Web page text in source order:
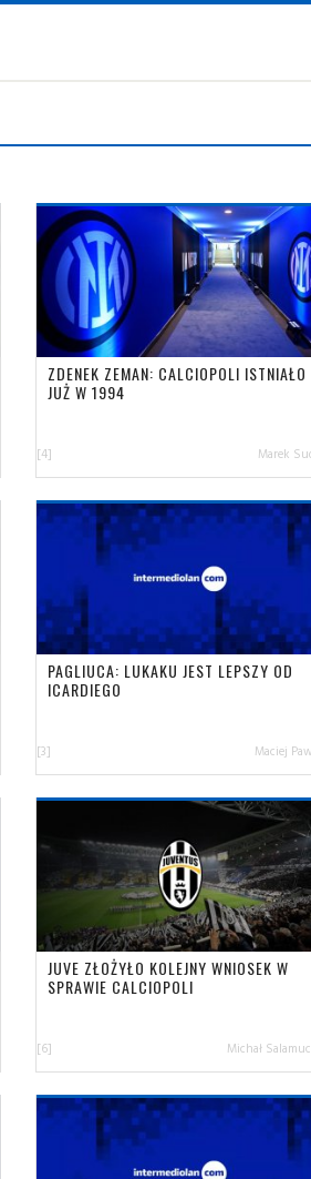
ZDENEK ZEMAN: CALCIOPOLI ISTNIAŁO
JUŻ W 1994
[4] Marek
PAGLIUCA: LUKAKU JEST LEPSZY OD
ICARDIEGO
[3] Maciej
JUVE ZŁOŻYŁO KOLEJNY WNIOSEK W
SPRAWIE CALCIOPOLI
[6] Michał